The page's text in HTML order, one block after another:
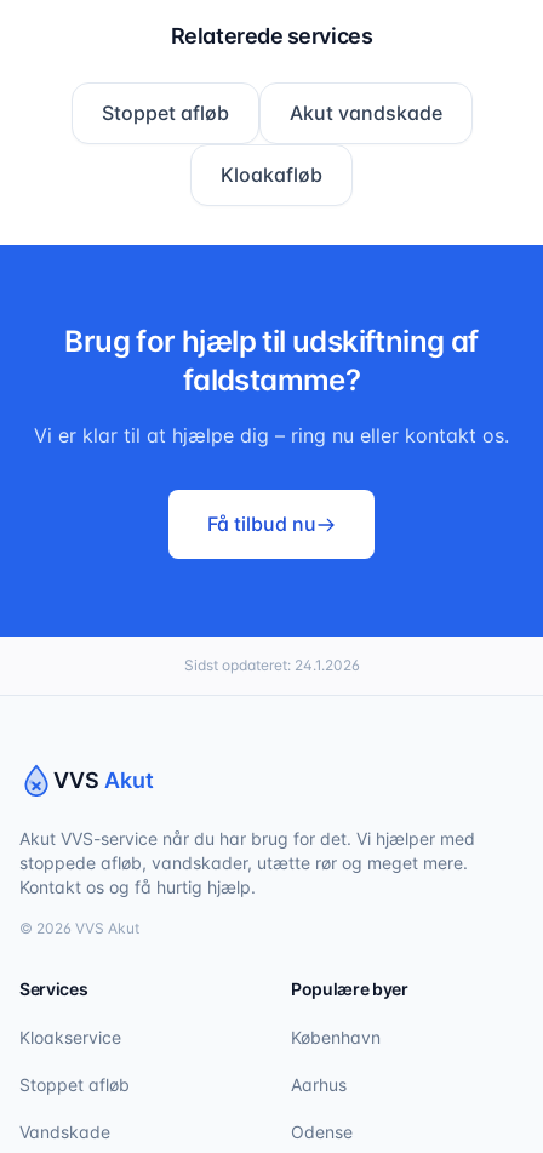
Relaterede services
Stoppet afløb Akut vandskade
Kloakafløb
Brug for hjælp til udskiftning af
faldstamme?
Vi er klar til at hjælpe dig – ring nu eller kontakt os.
Få tilbud nu
Sidst opdateret: 24.1.2026
VVS Akut
Akut VVS-service når du har brug for det. Vi hjælper med
stoppede afløb, vandskader, utætte rør og meget mere.
Kontakt os og få hurtig hjælp.
© 2026 VVS Akut
Services
Kloakservice
Stoppet afløb
Vandskade
Populære byer
København
Aarhus
Odense